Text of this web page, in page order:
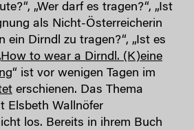
„Wer darf es tragen?“, „Ist
als Nicht-Österreicherin
ein Dirndl zu tragen?“, „Ist es
How to wear a Dirndl. (K)eine
“ ist vor wenigen Tagen im
erschienen. Das Thema
Elsbeth Wallnöfer
los. Bereits in ihrem Buch